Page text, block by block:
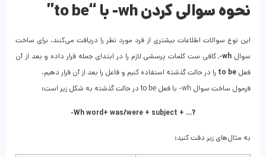
نحوه سوالی کردن wh- با “to be”
این نوع سوالات اطلاعات بیشتری از فرد مورد نظر را دریافت می‌کنند. برای ساخت
سوال wh- , کافی ست کلمات پرسشی لازم را در ابتدای جمله قرار داده و بعد از آن
فعل to be را در حالت گذشته استفاده کنیم و فاعل را بعد از آن قرار دهیم.
فرمول ساخت سوال wh- با فعل to be در حالت گذشته به شکل زیر است:
-Wh word+ was/were + subject + …?
به مثال‌های زیر دقت کنید: